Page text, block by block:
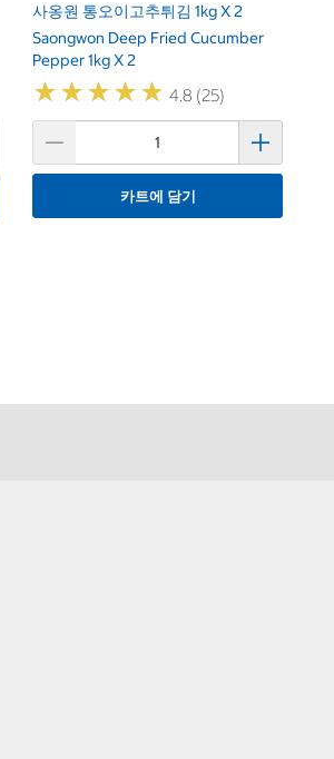
사옹원 통오이고추튀김 1kg X 2
Saongwon Deep Fried Cucumber
Pepper 1kg X 2
★★★★★
★★★★★ 4.8 (25)
카트에 담기